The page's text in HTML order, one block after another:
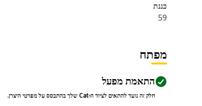
כננת
59
מפתח
התאמת מפעל
חלק זה נועד להתאים לציוד ה-Cat שלך בהתבסס על מפרטי היצרן.